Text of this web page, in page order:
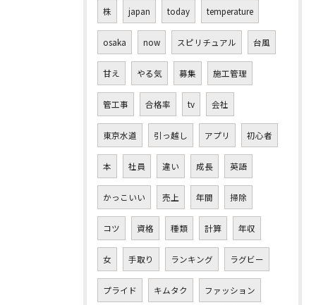
株 japan today temperature
osaka now スピリチュアル 台風
甘え やる気 募集 施工管理
管工事 合格率 tv 会社
東京水道 引っ越し アプリ 初心者
本 社員 違い 成長 英語
かっこいい 売上 年間 掃除
コツ 資格 種類 計算 年収
女 手取り ランキング ラグビー
プライド キムタク ファッション